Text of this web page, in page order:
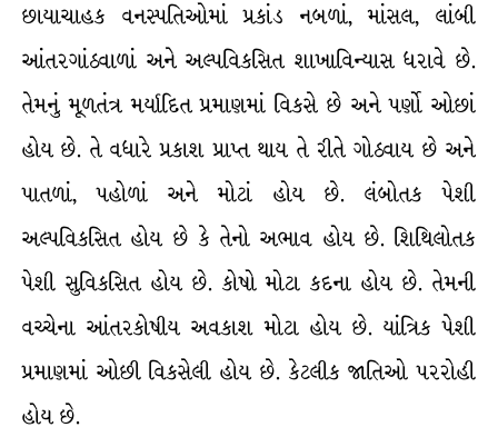
છાયાચાહક વનસ્પતિઓમાં પ્રકાંડ નબળાં, માંસલ, લાંબી
આંતરગાંઠવાળાં અને અલ્પવિકસિત શાખાવિન્યાસ ધરાવે છે.
તેમનું મૂળતંત્ર મર્યાદિત પ્રમાણમાં વિકસે છે અને પર્ણો ઓછાં
હોય છે. તે વધારે પ્રકાશ પ્રાપ્ત થાય તે રીતે ગોઠવાય છે અને
પાતળાં, પહોળાં અને મોટાં હોય છે. લંબોતક પેશી
અલ્પવિકસિત હોય છે કે તેનો અભાવ હોય છે. શિથિલોતક
પેશી સુવિકસિત હોય છે. કોષો મોટા કદના હોય છે. તેમની
વચ્ચેના આંતરકોષીય અવકાશ મોટા હોય છે. યાંત્રિક પેશી
પ્રમાણમાં ઓછી વિકસેલી હોય છે. કેટલીક જાતિઓ પરરોહી
હોય છે.